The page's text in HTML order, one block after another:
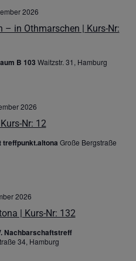
– in Othmarschen | Kurs-Nr:
2026
B 103 Waitzstr. 31, Hamburg
Nr: 12
2026
Große Bergstraße
| Kurs-Nr: 132
2026
Nachbarschaftstreff
34, Hamburg